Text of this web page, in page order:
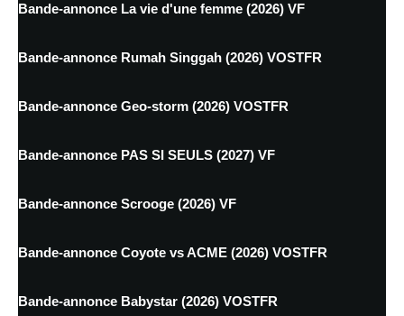
Bande-annonce La vie d'une femme (2026) VF
Bande-annonce Rumah Singgah (2026) VOSTFR
Bande-annonce Geo-storm (2026) VOSTFR
Bande-annonce PAS SI SEULS (2027) VF
Bande-annonce Scrooge (2026) VF
Bande-annonce Coyote vs ACME (2026) VOSTFR
Bande-annonce Babystar (2026) VOSTFR